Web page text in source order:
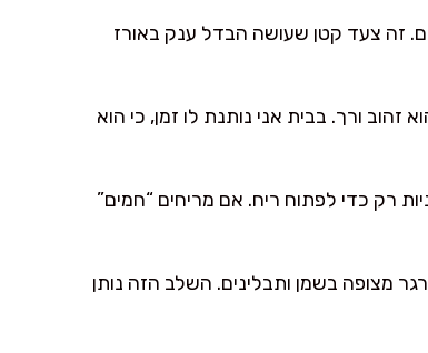
שקופים. זה צעד קטן שעושה הבדל ענק באורז
את הבצל 8–10 דקות עד שהוא זהוב ורך. בבית אני נותנת לו זמן, כי הוא
כורכום, קינמון ופלפל שחור ומערבבים 20–30 שניות רק כדי לפתוח ריח. אם מריחים “חמים”
1–2 דקות עד שכל גרגר מצופה בשמן ותבלינים. השלב הזה נותן